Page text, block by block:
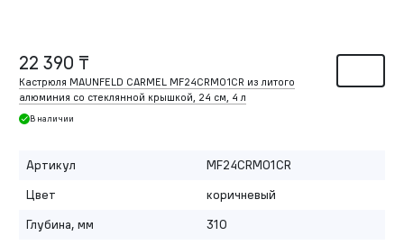
22 390 ₸
Кастрюля MAUNFELD CARMEL MF24CRM01CR из литого
алюминия со стеклянной крышкой, 24 см, 4 л
В наличии
Артикул
MF24CRM01CR
Цвет
коричневый
Глубина, мм
310